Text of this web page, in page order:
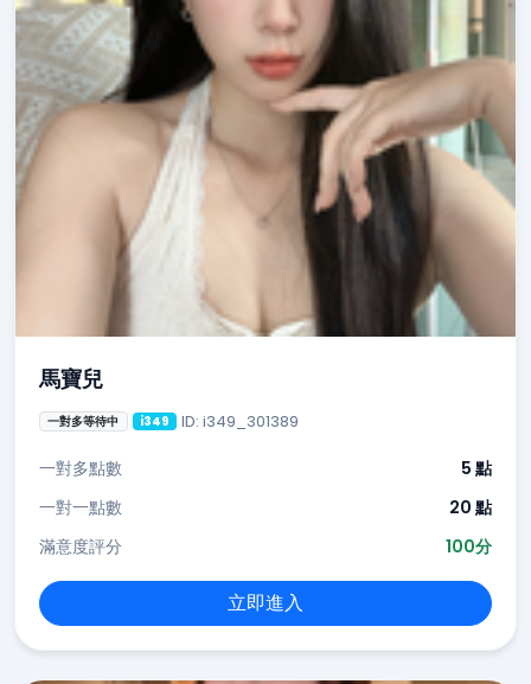
馬寶兒
一對多等待中 i349 ID: i349_301389
一對多點數
5 點
一對一點數
20 點
滿意度評分
100分
立即進入